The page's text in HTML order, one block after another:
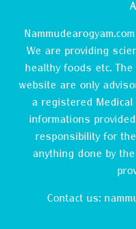
We are providing
healthy foods etc.
website are only
a registered
informations
responsibility for
anything done by
Contact us: